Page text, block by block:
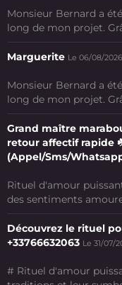
Monsieur Bernard a
long de mon projet.
Marguerite Le 06/08/2026
Monsieur Bernard a
long de mon projet.
Grand maître
retour affectif rapide
(Appel/Sms/
Rituel d'amour
des sentiments
Découvrez le rituel
+33766632063 Le 31/07/
# Rituel d'amour